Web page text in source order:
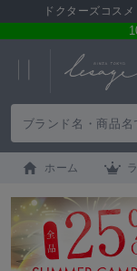
ドクターズコス
ホーム